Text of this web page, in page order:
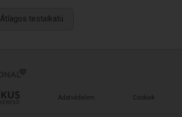
Átlagos testalkatú
Adatvédelem Cookiek